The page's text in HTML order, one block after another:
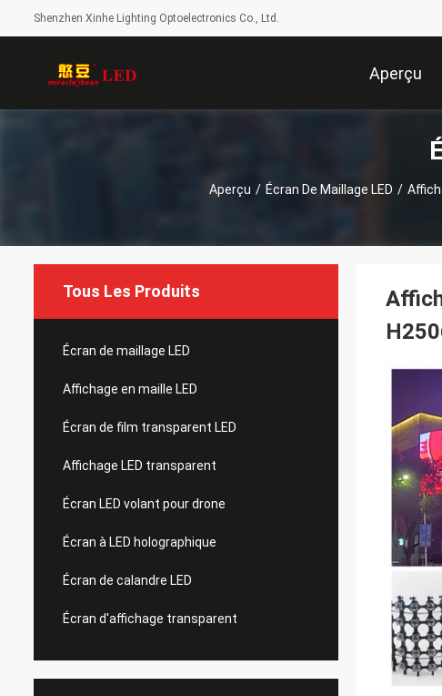
Shenzhen Xinhe Lighting Optoelectronics Co., Ltd.
Aperçu
Aperçu / Écran De Maillage LED /
Tous Les Produits
Écran de maillage LED
Affichage en maille LED
Écran de film transparent LED
Affichage LED transparent
Écran LED volant pour drone
Écran à LED holographique
Écran de calandre LED
Écran d'affichage transparent